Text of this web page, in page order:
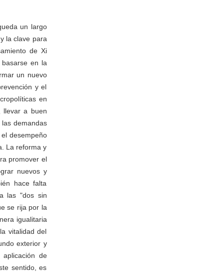
un largo
la clave para
de Xi
en la
un nuevo
y el
en
llevar a buen
demandas
desempeño
La reforma y
promover el
nuevos y
hace falta
las "dos sin
se rija por la
igualitaria
vitalidad del
exterior y
de
sentido, es